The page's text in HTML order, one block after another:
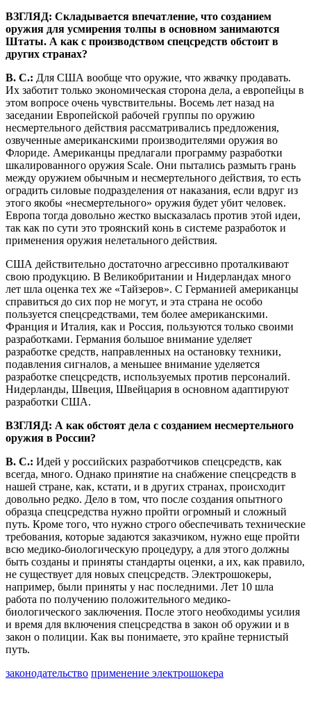
ВЗГЛЯД: Складывается впечатление, что созданием
оружия для усмирения толпы в основном занимаются
Штаты. А как с производством спецсредств обстоит в
других странах?
В. С.: Для США вообще что оружие, что жвачку продавать.
Их заботит только экономическая сторона дела, а европейцы в
этом вопросе очень чувствительны. Восемь лет назад на
заседании Европейской рабочей группы по оружию
несмертельного действия рассматривались предложения,
озвученные американскими производителями оружия во
Флориде. Американцы предлагали программу разработки
шкалированного оружия Scale. Они пытались размыть грань
между оружием обычным и несмертельного действия, то есть
оградить силовые подразделения от наказания, если вдруг из
этого якобы «несмертельного» оружия будет убит человек.
Европа тогда довольно жестко высказалась против этой идеи,
так как по сути это троянский конь в системе разработок и
применения оружия нелетального действия.
США действительно достаточно агрессивно проталкивают
свою продукцию. В Великобритании и Нидерландах много
лет шла оценка тех же «Тайзеров». С Германией американцы
справиться до сих пор не могут, и эта страна не особо
пользуется спецсредствами, тем более американскими.
Франция и Италия, как и Россия, пользуются только своими
разработками. Германия большое внимание уделяет
разработке средств, направленных на остановку техники,
подавления сигналов, а меньшее внимание уделяется
разработке спецсредств, используемых против персоналий.
Нидерланды, Швеция, Швейцария в основном адаптируют
разработки США.
ВЗГЛЯД: А как обстоят дела с созданием несмертельного
оружия в России?
В. С.: Идей у российских разработчиков спецсредств, как
всегда, много. Однако принятие на снабжение спецсредств в
нашей стране, как, кстати, и в других странах, происходит
довольно редко. Дело в том, что после создания опытного
образца спецсредства нужно пройти огромный и сложный
путь. Кроме того, что нужно строго обеспечивать технические
требования, которые задаются заказчиком, нужно еще пройти
всю медико-биологическую процедуру, а для этого должны
быть созданы и приняты стандарты оценки, а их, как правило,
не существует для новых спецсредств. Электрошокеры,
например, были приняты у нас последними. Лет 10 шла
работа по получению положительного медико-
биологического заключения. После этого необходимы усилия
и время для включения спецсредства в закон об оружии и в
закон о полиции. Как вы понимаете, это крайне тернистый
путь.
законодательство применение электрошокера